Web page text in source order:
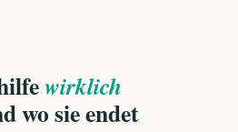
wirklich
wo sie endet